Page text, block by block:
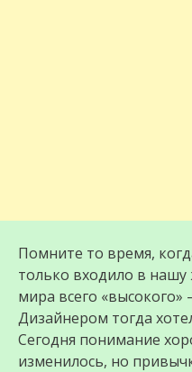
Помните то время,
только входило в
мира всего
Дизайнером тогда
Сегодня понимание
изменилось, но